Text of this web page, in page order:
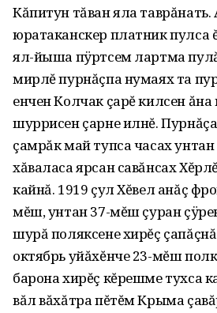
Кăпитун тăван яла таврăнать.
юратаканскер платник пулса
ял-йыша пÿртсем лартма
мирлĕ пурнăçпа нумаях та
енчен Колчак çарĕ килсен
шуррисен çарне илнĕ.
çамрăк май тупса часах
хăваласа ярсан савăнсах
кайнă. 1919 çул Хĕвел анăç
мĕш, унтан 37-мĕш çуран
шурă поляксене хирĕç
октябрь уйăхĕнче 23-мĕш
барона хирĕç кĕрешме тухса
вăл вăхăтра пĕтĕм Крыма